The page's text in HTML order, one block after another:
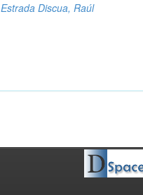
Estrada Discua, Raúl